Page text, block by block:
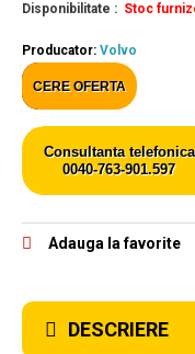
Disponibilitate : Stoc
Producator: Volvo
CERE OFERTA
Consultanta telefonica
0040-763-901.597
Adauga la favorite
DESCRIERE